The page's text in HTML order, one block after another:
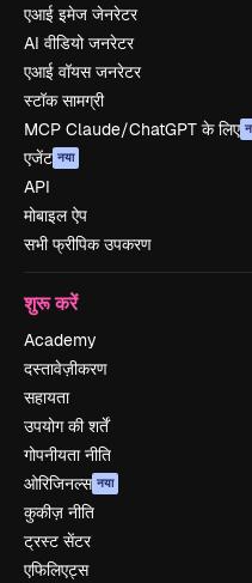
एआई इमेज जेनरेटर
AI वीडियो जनरेटर
एआई वॉयस जनरेटर
स्टॉक सामग्री
MCP Claude/ChatGPT के लिए
एजेंट नया
API
मोबाइल ऐप
सभी फ्रीपिक उपकरण
शुरू करें
Academy
दस्तावेज़ीकरण
सहायता
उपयोग की शर्तें
गोपनीयता नीति
ओरिजिनल्स नया
कुकीज़ नीति
ट्रस्ट सेंटर
एफिलिएट्स